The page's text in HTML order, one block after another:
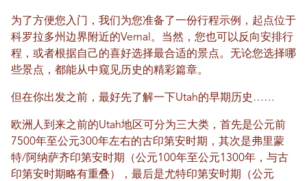
为了方便您入门，我们为您准备了一份行程示例，起点位于
科罗拉多州边界附近的Vernal。当然，您也可以反向安排行
程，或者根据自己的喜好选择最合适的景点。无论您选择哪
些景点，都能从中窥见历史的精彩篇章。
但在你出发之前，最好先了解一下Utah的早期历史……
欧洲人到来之前的Utah地区可分为三大类，首先是公元前
7500年至公元300年左右的古印第安时期，其次是弗里蒙
特/阿纳萨齐印第安时期（公元100年至公元1300年，与古
印第安时期略有重叠），最后是尤特印第安时期（公元